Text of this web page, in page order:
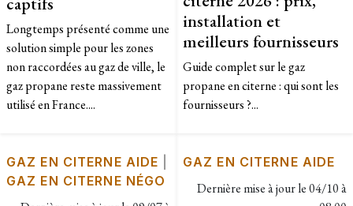
Longtemps présenté comme une
solution simple pour les zones
non raccordées au gaz de ville, le
gaz propane reste massivement
utilisé en France....
installation et
meilleurs fournisseurs
Guide complet sur le gaz
propane en citerne : qui sont les
fournisseurs ?...
GAZ EN CITERNE AIDE
GAZ EN CITERNE NÉGO
GAZ EN CITERNE AIDE
Dernière mise à jour le04/10 à